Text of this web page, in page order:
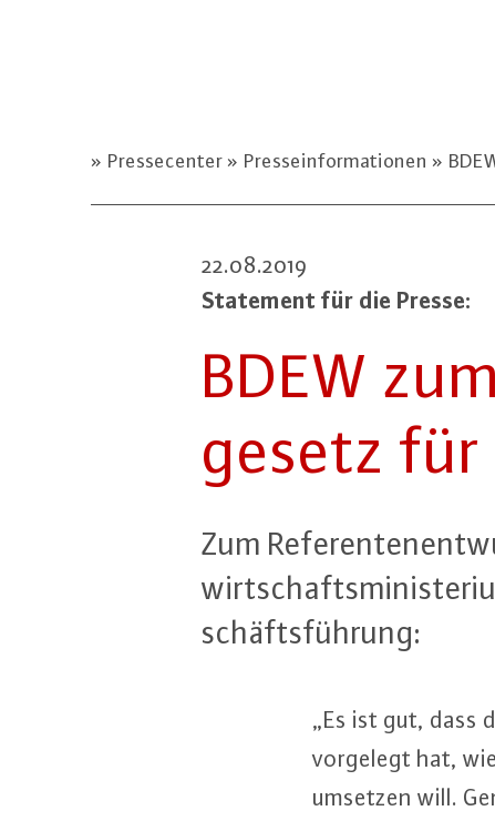
Pressecenter Presseinformationen
22.08.2019
Statement für die Presse:
BDEW
ge­setz für
Zum
schäfts­füh­rung:
„Es ist gut, dass
vorgelegt hat,
umsetzen will.